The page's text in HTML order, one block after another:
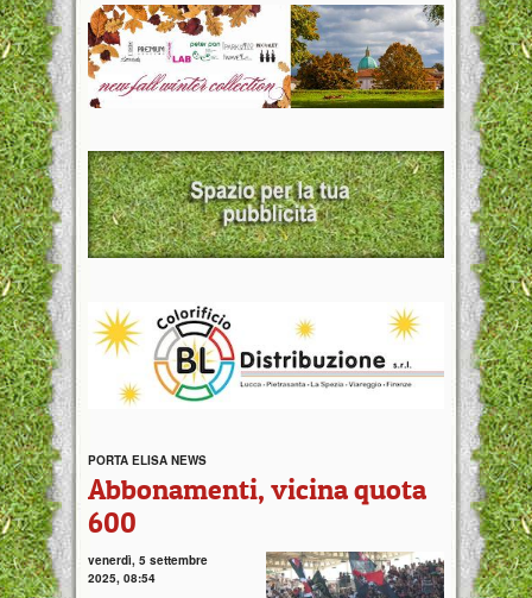
PORTA ELISA NEWS
Abbonamenti, vicina quota
600
venerdì, 5 settembre
2025, 08:54